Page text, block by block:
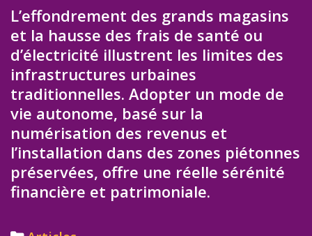
L’effondrement des grands magasins
et la hausse des frais de santé ou
d’électricité illustrent les limites des
infrastructures urbaines
traditionnelles. Adopter un mode de
vie autonome, basé sur la
numérisation des revenus et
l’installation dans des zones piétonnes
préservées, offre une réelle sérénité
financière et patrimoniale.